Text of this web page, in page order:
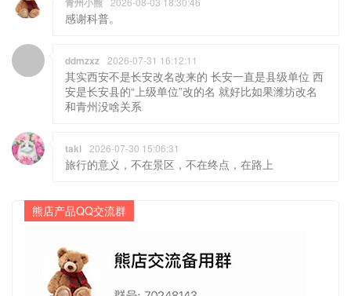
感谢科普。
ddmzxz 2026-07-31 16:12:11
其实西安不是长安改名改来的 长安一直是县级单位 西
安是长安县的“上级单位”改的名 就好比如果潍坊改名
和青州没啥关系
taki 2026-07-30 15:06:31
旅行的意义，不在景区，不在终点，在路上
熊店产品QQ交流群